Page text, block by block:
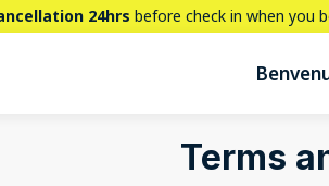
24hrs before check in when you
Terms